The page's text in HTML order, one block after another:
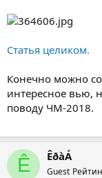
Статья целиком.
Конечно можно
интересное вью,
поводу ЧМ-2018.
Ê ÊðàÁ
Guest